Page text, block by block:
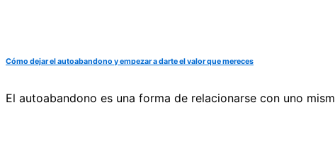
Cómo dejar el autoabandono y empezar a darte el valor que mereces
El autoabandono es una forma de relacionarse con uno